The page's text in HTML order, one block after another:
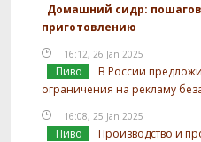
Домашний сидр:
приготовлению
16:12, 26 Jan 2025
Пиво
В России
ограничения на рекламу
16:08, 25 Jan 2025
Пиво
Производство и